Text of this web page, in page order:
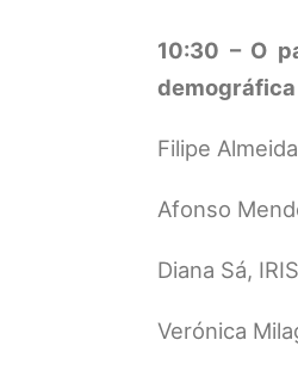
10:30 – O
demográfica
Filipe
Afonso
Diana Sá,
Verónica